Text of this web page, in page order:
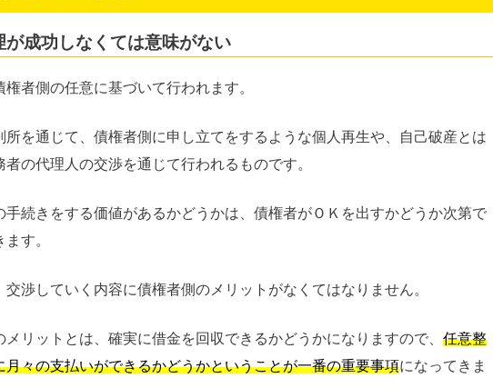
が成功しなくては意味がない
者側の任意に基づいて行われます。
所を通じて、債権者側に申し立てをするような個人再生や、自己破産とは
の代理人の交渉を通じて行われるものです。
手続きをする価値があるかどうかは、債権者がＯＫを出すかどうか次第で
す。
渉していく内容に債権者側のメリットがなくてはなりません。
メリットとは、確実に借金を回収できるかどうかになりますので、 任意整
月々の支払いができるかどうかということが一番の重要事項になってきま